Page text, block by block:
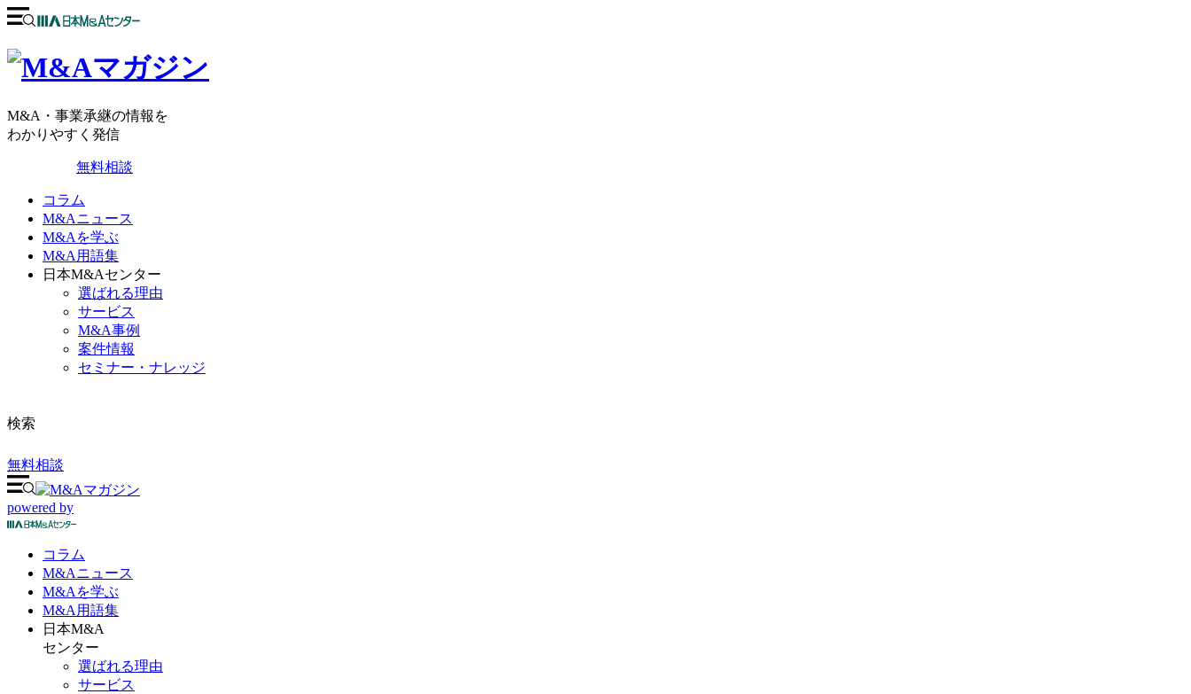
M&A・事業承継の情報を
わかりやすく発信
無料相談
コラム
M&Aニュース
M&Aを学ぶ
M&A用語集
日本M&Aセンター
選ばれる理由
サービス
M&A事例
案件情報
セミナー・ナレッジ
検索
無料相談
powered by
コラム
M&Aニュース
M&Aを学ぶ
M&A 用語集
日本M&A
センター
選ばれる理由
サービス